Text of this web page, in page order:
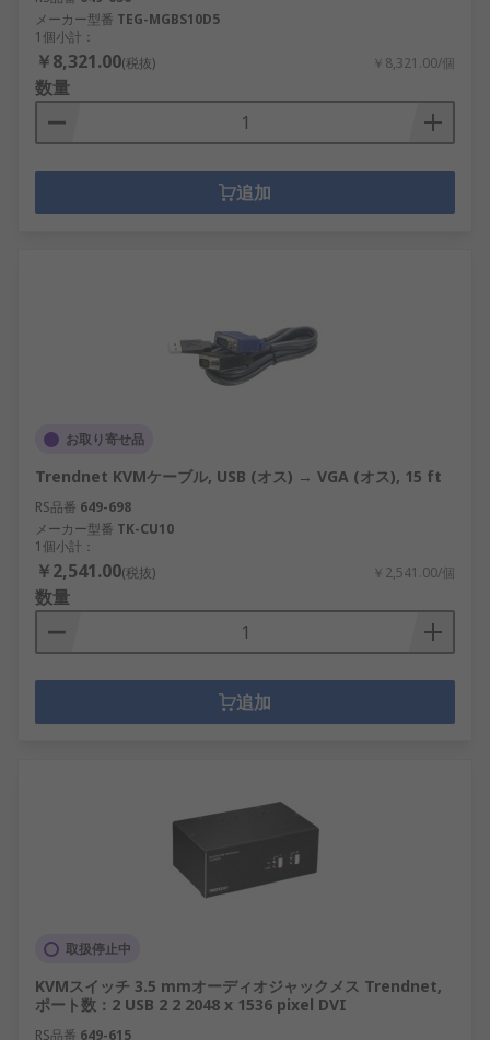
メーカー型番 TEG-MGBS10D5
1個小計：
￥8,321.00(税抜) ￥8,321.00/個
数量
追加
お取り寄せ品
Trendnet KVMケーブル, USB (オス) → VGA (オス), 15 ft
RS品番 649-698
メーカー型番 TK-CU10
1個小計：
￥2,541.00(税抜) ￥2,541.00/個
数量
追加
取扱停止中
KVMスイッチ 3.5 mmオーディオジャックメス Trendnet,
ポート数：2 USB 2 2 2048 x 1536 pixel DVI
RS品番 649-615